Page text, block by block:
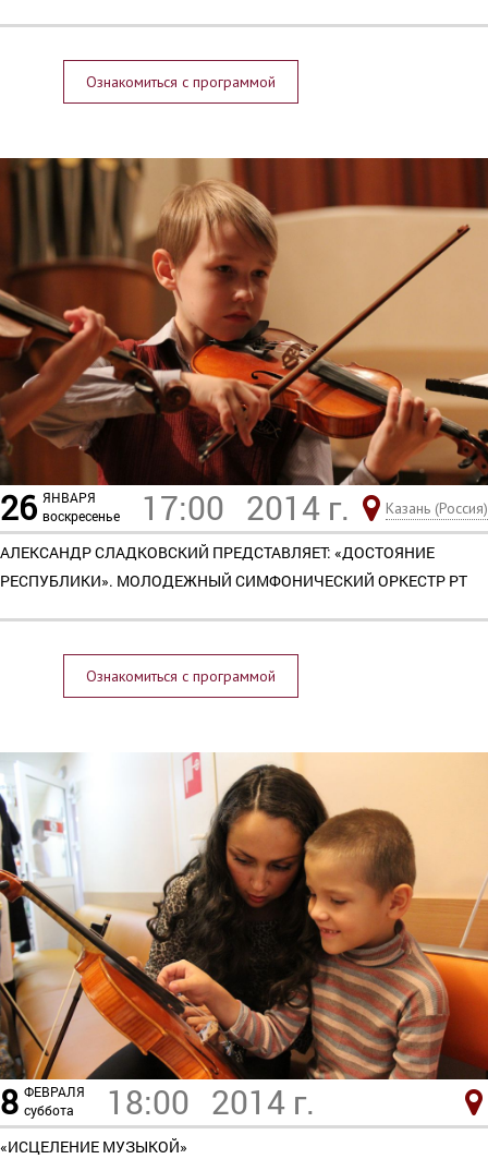
Ознакомиться с программой
26 ЯНВАРЯ
воскресенье
17:00 2014 г. Казань (Россия)
АЛЕКСАНДР СЛАДКОВСКИЙ ПРЕДСТАВЛЯЕТ: «ДОСТОЯНИЕ
РЕСПУБЛИКИ». МОЛОДЕЖНЫЙ СИМФОНИЧЕСКИЙ ОРКЕСТР РТ
Ознакомиться с программой
8 ФЕВРАЛЯ
суббота
18:00 2014 г.
«ИСЦЕЛЕНИЕ МУЗЫКОЙ»